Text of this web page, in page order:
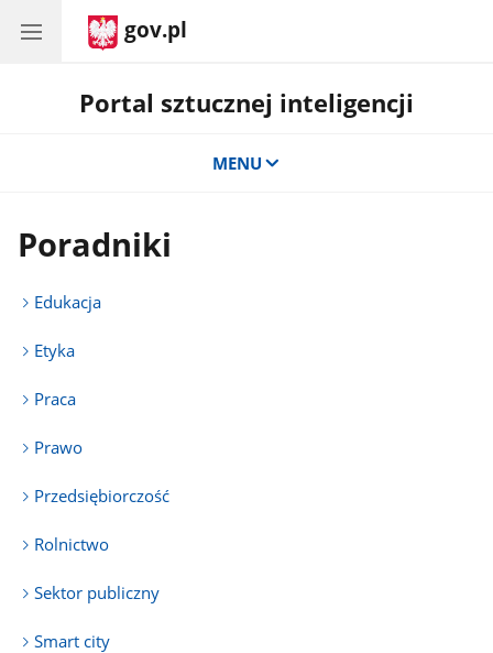
gov.pl
Portal sztucznej inteligencji
MENU
Poradniki
Edukacja
Etyka
Praca
Prawo
Przedsiębiorczość
Rolnictwo
Sektor publiczny
Smart city